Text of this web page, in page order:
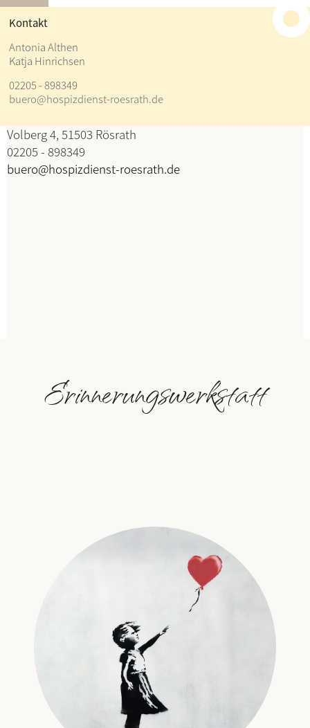
Kontakt
Antonia Althen
Katja Hinrichsen
02205 - 898349
buero@hospizdienst-roesrath.de
Kontakt
Antonia Althen
Katja Hinrichsen
Volberg 4, 51503 Rösrath
02205 - 898349
buero@hospizdienst-roesrath.de
Erinnerungswerkstatt
≡